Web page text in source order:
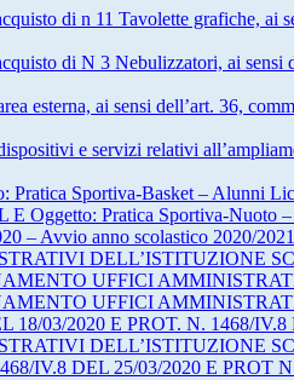
di n 11 Tavolette grafiche,
di N 3 Nebulizzatori, ai
esterna, ai sensi dell’art. 36,
e servizi relativi
Sportiva-Basket – Alunni
Oggetto: Pratica Sportiva-Nuoto
– Avvio anno scolastico 2020/2021
DELL’ISTITUZIONE
UFFICI
UFFICI
03/2020 E PROT. N. 1468/IV.8
DELL’ISTITUZIONE
IV.8 DEL 25/03/2020 E PROT